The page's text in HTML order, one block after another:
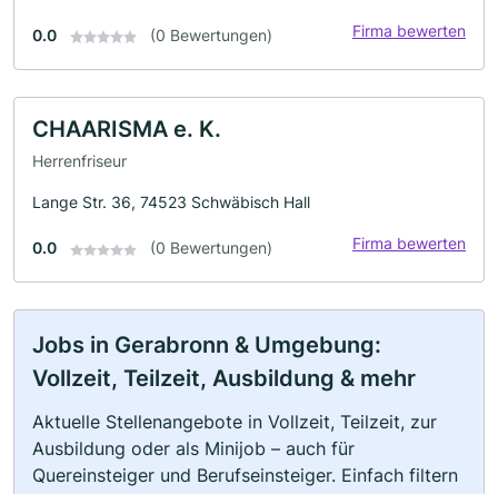
0.0 (0 Bewertungen) Firma bewerten
CHAARISMA e. K.
Herrenfriseur
Lange Str. 36, 74523 Schwäbisch Hall
0.0 (0 Bewertungen) Firma bewerten
Jobs in Gerabronn & Umgebung:
Vollzeit, Teilzeit, Ausbildung & mehr
Aktuelle Stellenangebote in Vollzeit, Teilzeit, zur
Ausbildung oder als Minijob – auch für
Quereinsteiger und Berufseinsteiger. Einfach filtern